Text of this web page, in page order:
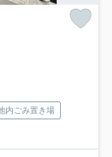
内ごみ置き場